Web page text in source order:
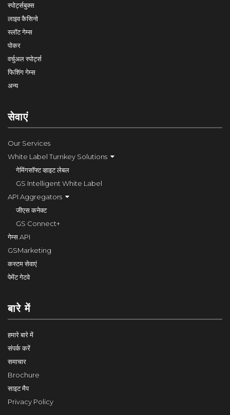
स्पोर्ट्सबुक्स
लाइव कैसिनो
स्लॉट गेम्स
पोकर
वर्चुअल स्पोर्ट्स
फिशिंग गेम्स
अन्य
सेवाएं
Our Services
White Label Turnkey Solutions
गेमिंगसॉफ्ट व्हाइट लेबल
GS Intelligent White Label
API Aggregators
जीएस कनेक्ट
GS Connect+
गेम्स API
GSMarketing
कस्टम सेवाएं
पेमेंट गेटवे
बारे में
हमारे बारे में
संपर्क करें
समाचार
Brochure
साइट मैप
Privacy Policy